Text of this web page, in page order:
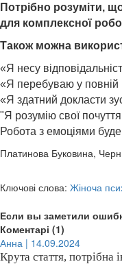
Потрібно розуміти,
для комплексної
Також можна
«Я несу
«Я перебуваю у повній
«Я здатний докласти
"Я розумію свої
Робота з емоціями
Платинова Буковина,
Ключові слова: Жіноча
Если вы заметили
Коментарі (1)
Анна | 14.09.2024
Крута стаття,